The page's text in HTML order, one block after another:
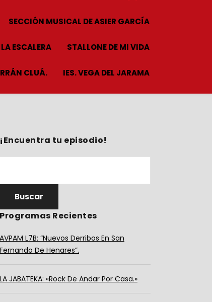
SECCIÓN MUSICAL DE ASIER GARCÍA
ESCALERA STALLONE DE MI VIDA
CLUÁ. IES. VEGA DEL JARAMA
¡Encuentra tu episodio!
Programas Recientes
AVPAM L7B: “Nuevos Derribos En San
Fernando De Henares”.
LA JABATEKA: «Rock De Andar Por Casa.»